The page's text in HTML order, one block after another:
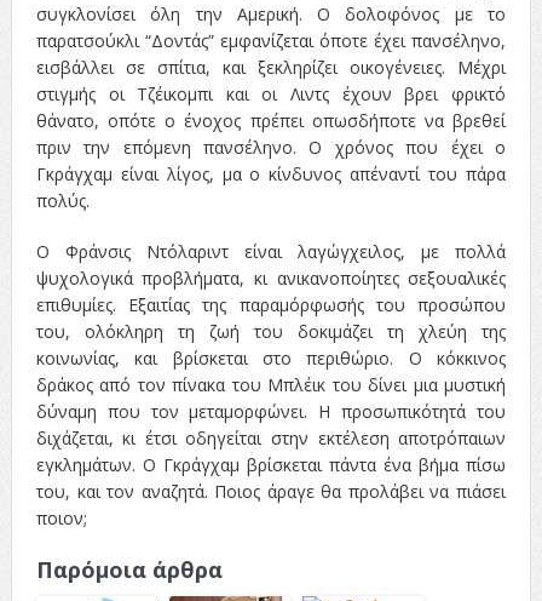
συγκλονίσει όλη την Αμερική. Ο δολοφόνος με το
παρατσούκλι “Δοντάς” εμφανίζεται όποτε έχει πανσέληνο,
εισβάλλει σε σπίτια, και ξεκληρίζει οικογένειες. Μέχρι
στιγμής οι Τζέικομπι και οι Λιντς έχουν βρει φρικτό
θάνατο, οπότε ο ένοχος πρέπει οπωσδήποτε να βρεθεί
πριν την επόμενη πανσέληνο. Ο χρόνος που έχει ο
Γκράγχαμ είναι λίγος, μα ο κίνδυνος απέναντί του πάρα
πολύς.
Ο Φράνσις Ντόλαριντ είναι λαγώγχειλος, με πολλά
ψυχολογικά προβλήματα, κι ανικανοποίητες σεξουαλικές
επιθυμίες. Εξαιτίας της παραμόρφωσής του προσώπου
του, ολόκληρη τη ζωή του δοκιμάζει τη χλεύη της
κοινωνίας, και βρίσκεται στο περιθώριο. Ο κόκκινος
δράκος από τον πίνακα του Μπλέικ του δίνει μια μυστική
δύναμη που τον μεταμορφώνει. Η προσωπικότητά του
διχάζεται, κι έτσι οδηγείται στην εκτέλεση αποτρόπαιων
εγκλημάτων. Ο Γκράγχαμ βρίσκεται πάντα ένα βήμα πίσω
του, και τον αναζητά. Ποιος άραγε θα προλάβει να πιάσει
ποιον;
Παρόμοια άρθρα